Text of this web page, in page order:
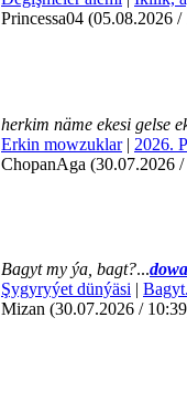
Princessa04 (05.08.2026 /
herkim näme ekesi gelse
Erkin mowzuklar| 2026.
ChopanAga (30.07.2026
Bagyt my ýa, bagt?...
Şygyryýet dünýäsi | Bagyt.
Mizan (30.07.2026 /